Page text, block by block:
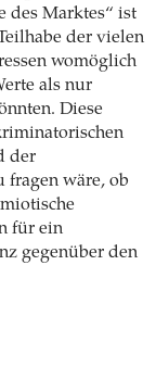
des Marktes“ ist
der vielen
womöglich
als nur
Diese
der
fragen wäre, ob
für ein
gegenüber den